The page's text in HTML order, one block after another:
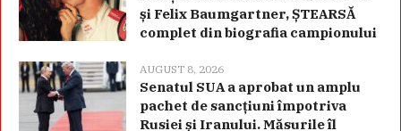
și Felix Baumgartner, ȘTEARSĂ
complet din biografia campionului
AUGUST 8, 2026
Senatul SUA a aprobat un amplu
pachet de sancțiuni împotriva
Rusiei și Iranului. Măsurile îl